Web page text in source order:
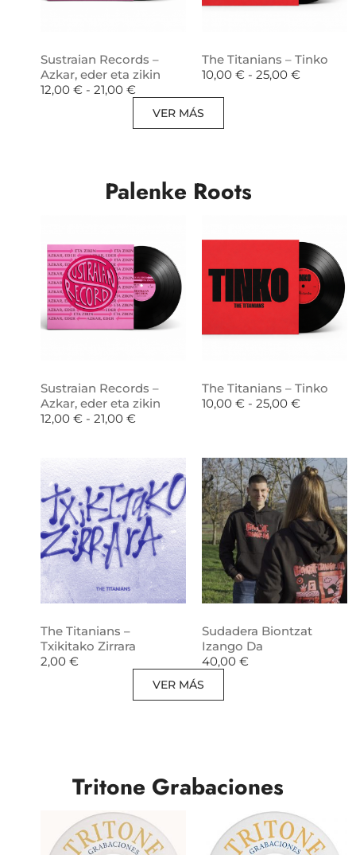
Sustraian Records –
Azkar, eder eta zikin
12,00 € - 21,00 €
The Titanians – Tinko
10,00 € - 25,00 €
VER MÁS
Palenke Roots
Sustraian Records –
Azkar, eder eta zikin
12,00 € - 21,00 €
The Titanians – Tinko
10,00 € - 25,00 €
The Titanians –
Txikitako Zirrara
2,00 €
Sudadera Biontzat
Izango Da
40,00 €
VER MÁS
Tritone Grabaciones